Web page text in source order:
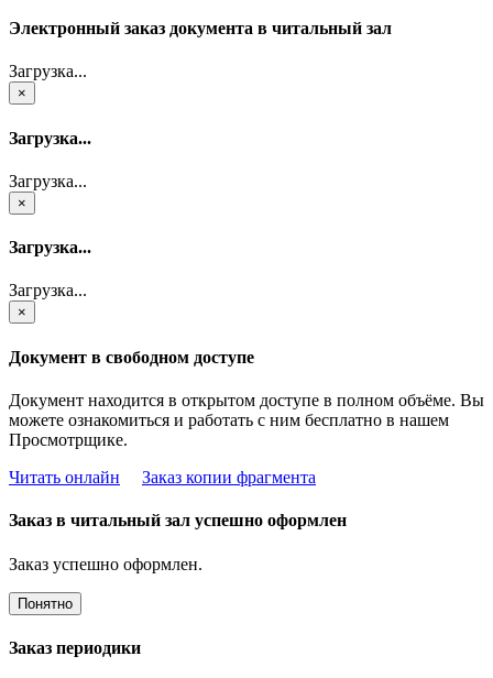
Электронный заказ документа в читальный зал
Загрузка...
×
Загрузка...
Загрузка...
×
Загрузка...
Загрузка...
×
Документ в свободном доступе
Документ находится в открытом доступе в полном объёме. Вы
можете ознакомиться и работать с ним бесплатно в нашем
Просмотрщике.
Читать онлайн
Заказ копии фрагмента
Заказ в читальный зал успешно оформлен
Заказ успешно оформлен.
Понятно
Заказ периодики